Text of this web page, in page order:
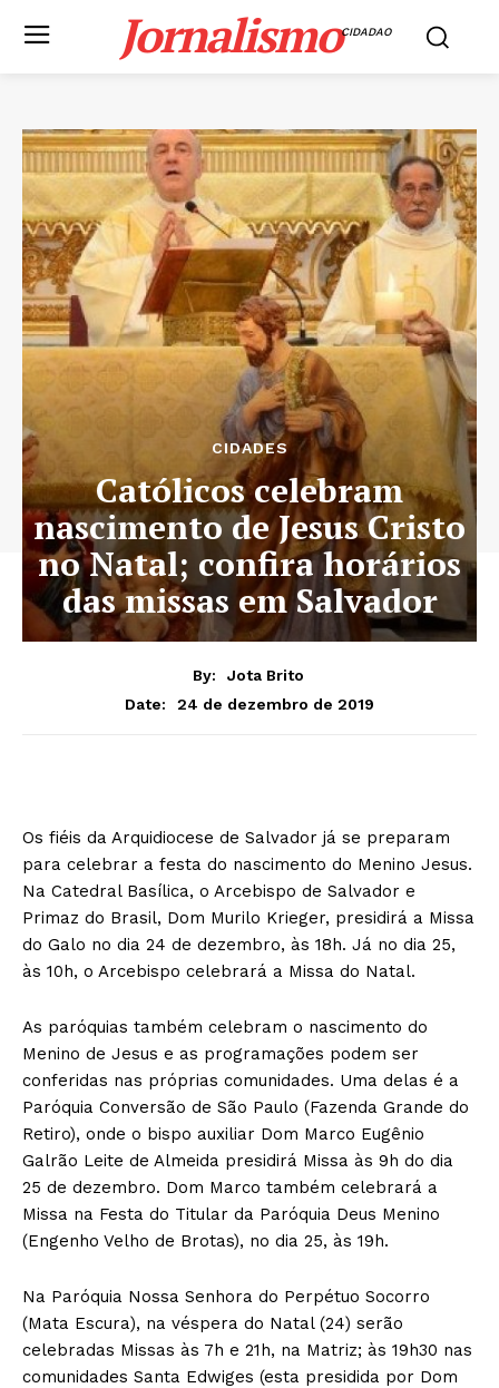
JornalismoCIDADAO
CIDADES
Católicos celebram
nascimento de Jesus Cristo
no Natal; confira horários
das missas em Salvador
By:
Jota Brito
Date:
24 de dezembro de 2019
Os fiéis da Arquidiocese de Salvador já se preparam
para celebrar a festa do nascimento do Menino Jesus.
Na Catedral Basílica, o Arcebispo de Salvador e
Primaz do Brasil, Dom Murilo Krieger, presidirá a Missa
do Galo no dia 24 de dezembro, às 18h. Já no dia 25,
às 10h, o Arcebispo celebrará a Missa do Natal.
As paróquias também celebram o nascimento do
Menino de Jesus e as programações podem ser
conferidas nas próprias comunidades. Uma delas é a
Paróquia Conversão de São Paulo (Fazenda Grande do
Retiro), onde o bispo auxiliar Dom Marco Eugênio
Galrão Leite de Almeida presidirá Missa às 9h do dia
25 de dezembro. Dom Marco também celebrará a
Missa na Festa do Titular da Paróquia Deus Menino
(Engenho Velho de Brotas), no dia 25, às 19h.
Na Paróquia Nossa Senhora do Perpétuo Socorro
(Mata Escura), na véspera do Natal (24) serão
celebradas Missas às 7h e 21h, na Matriz; às 19h30 nas
comunidades Santa Edwiges (esta presidida por Dom